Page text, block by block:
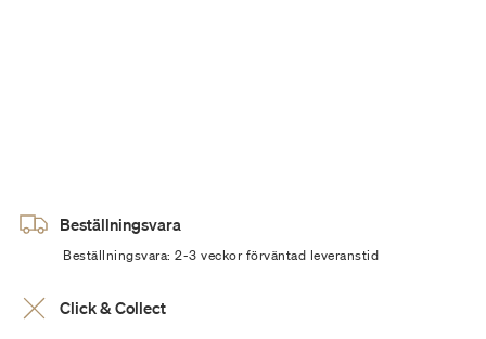
Beställningsvara
Beställningsvara: 2-3 veckor förväntad leveranstid
Click & Collect